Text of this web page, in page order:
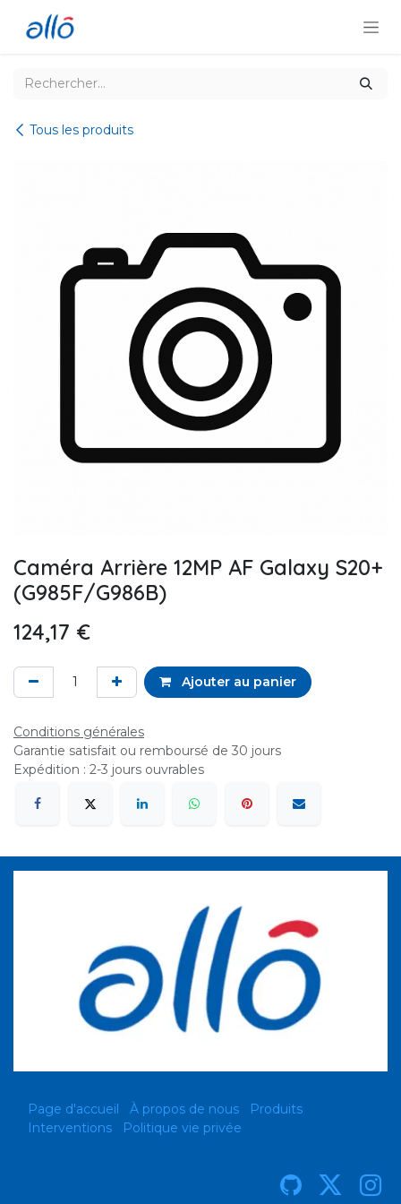
Tous les produits
Caméra Arrière 12MP AF Galaxy S20+
(G985F/G986B)
124,17 €
Ajouter au panier
Conditions générales
Garantie satisfait ou remboursé de 30 jours
Expédition : 2-3 jours ouvrables
Page d'accueil À propos de nous
Produits
Interventions
Politique vie privée